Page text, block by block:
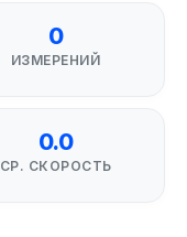
0
ИЗМЕРЕНИЙ
0.0
СР. СКОРОСТЬ